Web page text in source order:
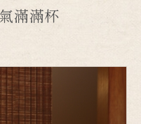
滿滿杯